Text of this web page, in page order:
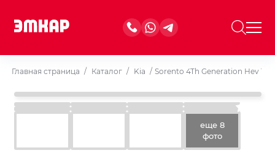
Главная страница / Каталог / Kia / Sorento 4Th Generation Hev 1.6
еще 8
фото